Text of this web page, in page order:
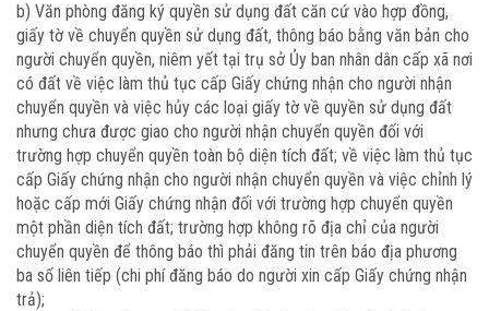
b) Văn phòng đăng ký quyền sử dụng đất căn cứ vào hợp đồng,
giấy tờ về chuyển quyền sử dụng đất, thông báo bằng văn bản cho
người chuyển quyền, niêm yết tại trụ sở Ủy ban nhân dân cấp xã nơi
có đất về việc làm thủ tục cấp Giấy chứng nhận cho người nhận
chuyển quyền và việc hủy các loại giấy tờ về quyền sử dụng đất
nhưng chưa được giao cho người nhận chuyển quyền đối với
trường hợp chuyển quyền toàn bộ diện tích đất; về việc làm thủ tục
cấp Giấy chứng nhận cho người nhận chuyển quyền và việc chỉnh lý
hoặc cấp mới Giấy chứng nhận đối với trường hợp chuyển quyền
một phần diện tích đất; trường hợp không rõ địa chỉ của người
chuyển quyền để thông báo thì phải đăng tin trên báo địa phương
ba số liên tiếp (chi phí đăng báo do người xin cấp Giấy chứng nhận
trả);